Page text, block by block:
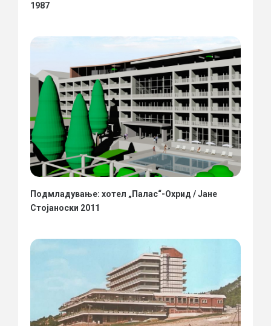
1987
Подмладување: хотел „Палас“-Охрид / Јане
Стојаноски 2011